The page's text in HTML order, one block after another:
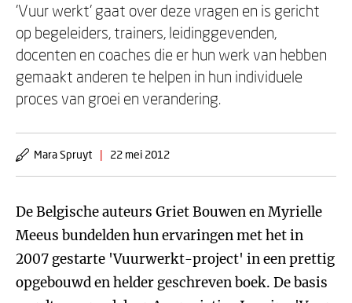
'Vuur werkt' gaat over deze vragen en is gericht
op begeleiders, trainers, leidinggevenden,
docenten en coaches die er hun werk van hebben
gemaakt anderen te helpen in hun individuele
proces van groei en verandering.
Mara Spruyt | 22 mei 2012
De Belgische auteurs Griet Bouwen en Myrielle
Meeus bundelden hun ervaringen met het in
2007 gestarte 'Vuurwerkt-project' in een prettig
opgebouwd en helder geschreven boek. De basis